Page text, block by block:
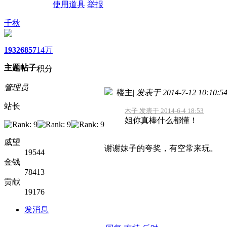
使用道具 举报
千秋
1932
主题
6857
帖子
14万
积分
管理员
站长
威望
19544
金钱
78413
贡献
19176
发消息
楼主| 发表于 2014-7-12 10:10:54
木子 发表于 2014-6-4 18:53
姐你真棒什么都懂！
谢谢妹子的夸奖，有空常来玩。